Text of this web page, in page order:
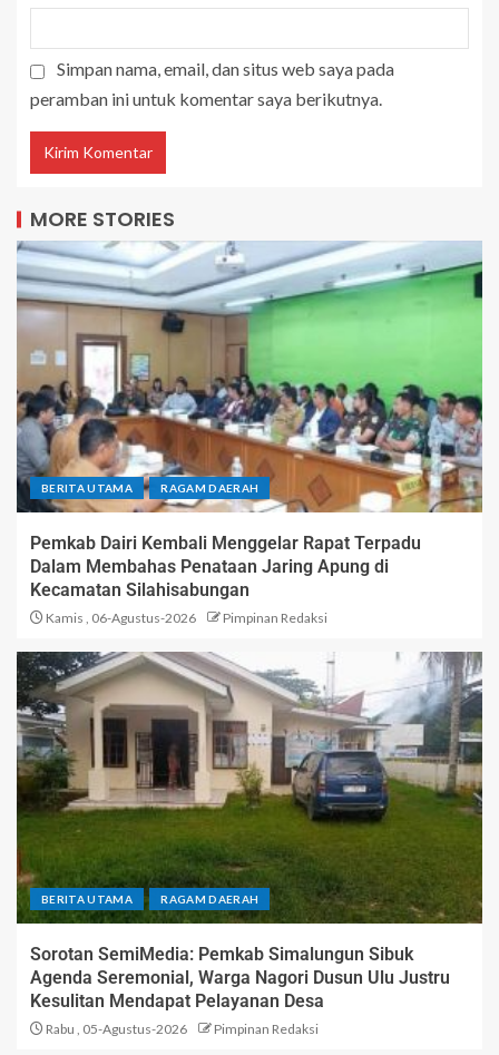
Simpan nama, email, dan situs web saya pada
peramban ini untuk komentar saya berikutnya.
MORE STORIES
BERITA UTAMA RAGAM DAERAH
Pemkab Dairi Kembali Menggelar Rapat Terpadu
Dalam Membahas Penataan Jaring Apung di
Kecamatan Silahisabungan
Kamis , 06-Agustus-2026 Pimpinan Redaksi
BERITA UTAMA RAGAM DAERAH
Sorotan SemiMedia: Pemkab Simalungun Sibuk
Agenda Seremonial, Warga Nagori Dusun Ulu Justru
Kesulitan Mendapat Pelayanan Desa
Rabu , 05-Agustus-2026 Pimpinan Redaksi